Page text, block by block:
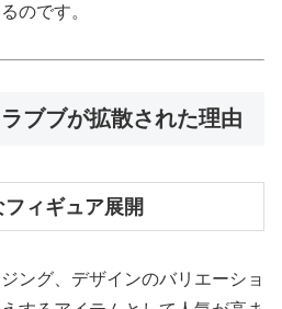
のです。
ブブが拡散された理由
ィギュア展開
ング、デザインのバリエーショ